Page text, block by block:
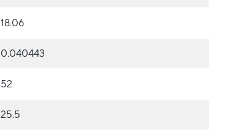
18.06
0.040443
52
25.5